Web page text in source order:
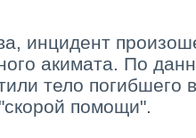
инцидент
акимата. По
тело
помощи".